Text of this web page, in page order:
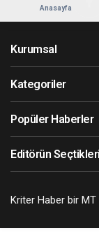
Anasayfa
Kurumsal
Kategoriler
Popüler Haberler
Editörün Seçtikleri
Kriter Haber bir